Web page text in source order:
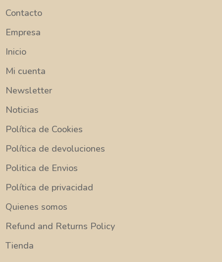
Contacto
Empresa
Inicio
Mi cuenta
Newsletter
Noticias
Política de Cookies
Política de devoluciones
Politica de Envios
Política de privacidad
Quienes somos
Refund and Returns Policy
Tienda